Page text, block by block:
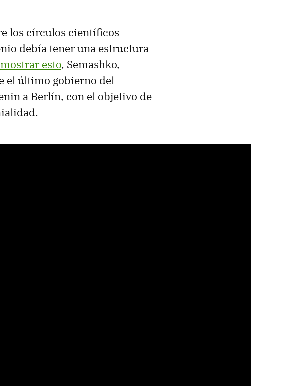
los círculos científicos
debía tener una estructura
esto, Semashko,
el último gobierno del
a Berlín, con el objetivo de